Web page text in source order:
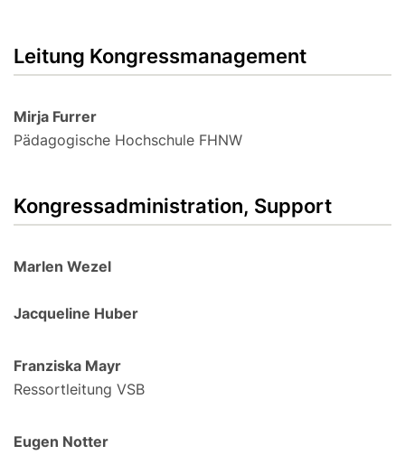
Leitung Kongressmanagement
Mirja Furrer
Pädagogische Hochschule FHNW
Kongressadministration, Support
Marlen Wezel
Jacqueline Huber
Franziska Mayr
Ressortleitung VSB
Eugen Notter